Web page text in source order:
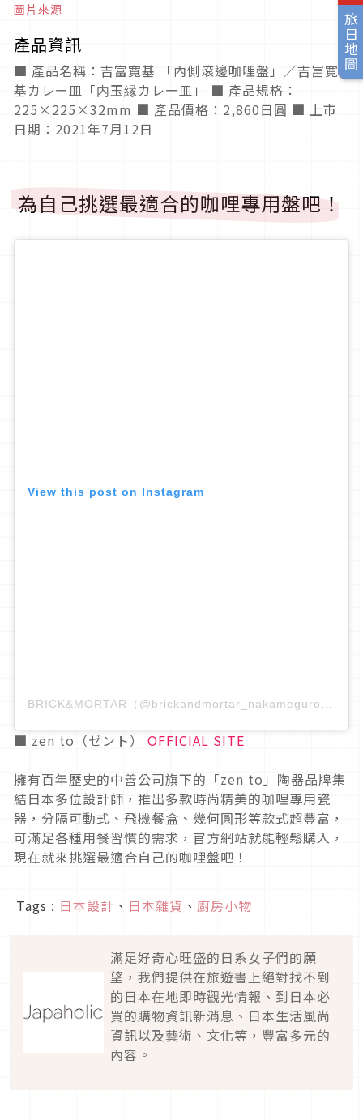
旅日地圖
圖片來源
產品資訊
■ 產品名稱：吉富寛基 「內側滾邊咖哩盤」／吉冨寛
基カレー皿「内玉縁カレー皿」 ■ 產品規格：
225×225×32mm ■ 產品價格：2,860日圓 ■ 上市
日期：2021年7月12日
為自己挑選最適合的咖哩專用盤吧！
View this post on Instagram
BRICK&MORTAR（@brickandmortar_nakameguro）分享的貼文
■ zen to（ゼント） OFFICIAL SITE
擁有百年歷史的中善公司旗下的「zen to」陶器品牌集
結日本多位設計師，推出多款時尚精美的咖哩專用瓷
器，分隔可動式、飛機餐盒、幾何圓形等款式超豐富，
可滿足各種用餐習慣的需求，官方網站就能輕鬆購入，
現在就來挑選最適合自己的咖哩盤吧！
Tags : 日本設計 、 日本雜貨 、 廚房小物
滿足好奇心旺盛的日系女子們的願
望，我們提供在旅遊書上絕對找不到
的日本在地即時觀光情報、到日本必
買的購物資訊新消息、日本生活風尚
資訊以及藝術、文化等，豐富多元的
內容。